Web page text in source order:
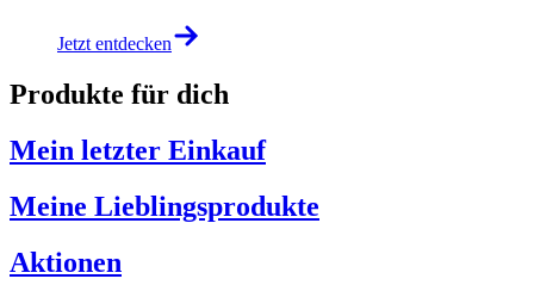
Jetzt entdecken
Produkte für dich
Mein letzter Einkauf
Meine Lieblingsprodukte
Aktionen